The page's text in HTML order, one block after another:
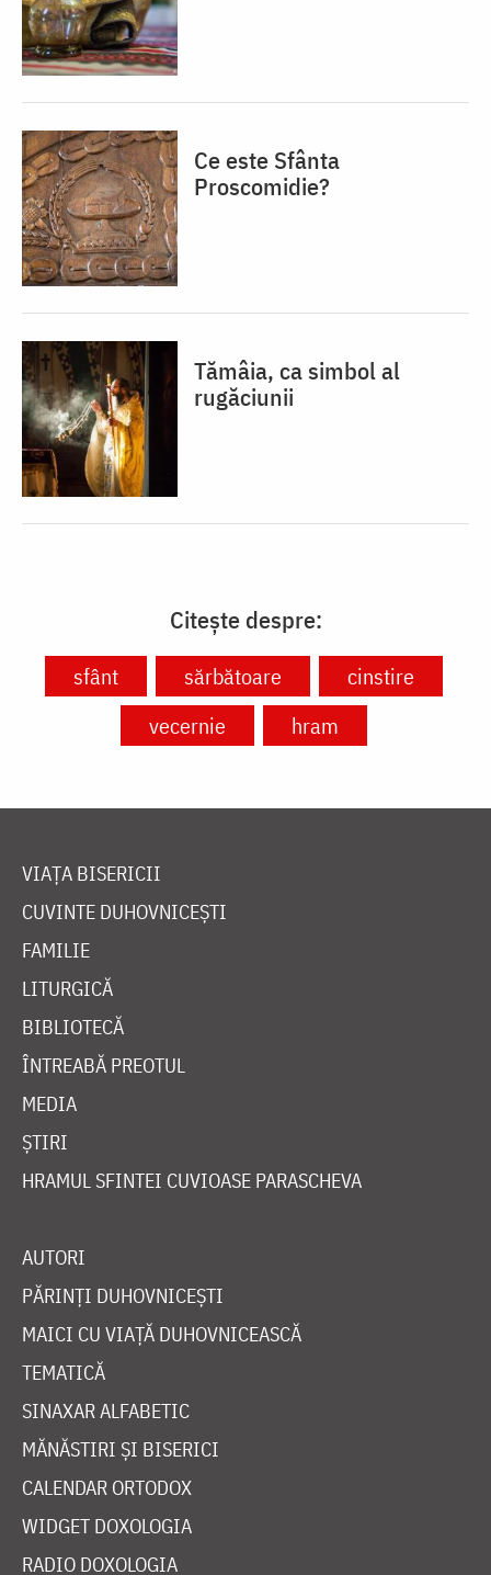
Ce este Sfânta
Proscomidie?
Tămâia, ca simbol al
rugăciunii
Citește despre:
sfânt sărbătoare
cinstire
vecernie
hram
VIAȚA BISERICII
CUVINTE DUHOVNICEȘTI
FAMILIE
LITURGICĂ
BIBLIOTECĂ
ÎNTREABĂ PREOTUL
MEDIA
ȘTIRI
HRAMUL SFINTEI CUVIOASE PARASCHEVA
AUTORI
PĂRINȚI DUHOVNICEȘTI
MAICI CU VIAȚĂ DUHOVNICEASCĂ
TEMATICĂ
SINAXAR ALFABETIC
MĂNĂSTIRI ȘI BISERICI
CALENDAR ORTODOX
WIDGET DOXOLOGIA
RADIO DOXOLOGIA